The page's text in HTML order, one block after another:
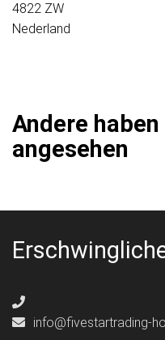
4822 ZW
Nederland
Andere
angesehen
info@fivestartrading-